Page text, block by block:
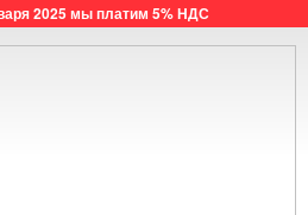
2025 мы платим 5% НДС